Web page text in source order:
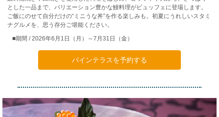
とした一品まで、バリエーション豊かな鰻料理がビュッフェに登場します。
ご飯にのせて自分だけの“ミニうな丼”を作る楽しみも。初夏にうれしいスタミ
ナグルメを、思う存分ご堪能ください。
■期間 / 2026年6月1日（月）～7月31日（金）
パインテラスを予約する